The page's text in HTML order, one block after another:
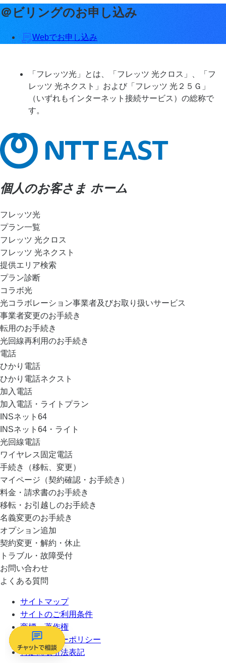
＠ビリングのお申し込み
Webでお申し込み
「フレッツ光」とは、「フレッツ 光クロス」、「フ
レッツ 光ネクスト」および「フレッツ 光２５Ｇ」
（いずれもインターネット接続サービス）の総称で
す。
個人のお客さま ホーム
フレッツ光
プラン一覧
フレッツ 光クロス
フレッツ 光ネクスト
提供エリア検索
プラン診断
コラボ光
光コラボレーション事業者及びお取り扱いサービス
事業者変更のお手続き
転用のお手続き
光回線再利用のお手続き
電話
ひかり電話
ひかり電話ネクスト
加入電話
加入電話・ライトプラン
INSネット64
INSネット64・ライト
光回線電話
ワイヤレス固定電話
手続き（移転、変更）
マイページ（契約確認・お手続き）
料金・請求書のお手続き
移転・お引越しのお手続き
名義変更のお手続き
オプション追加
契約変更・解約・休止
トラブル・故障受付
お問い合わせ
よくある質問
サイトマップ
サイトのご利用条件
商標・著作権
プライバシーポリシー
特定商取引法表記